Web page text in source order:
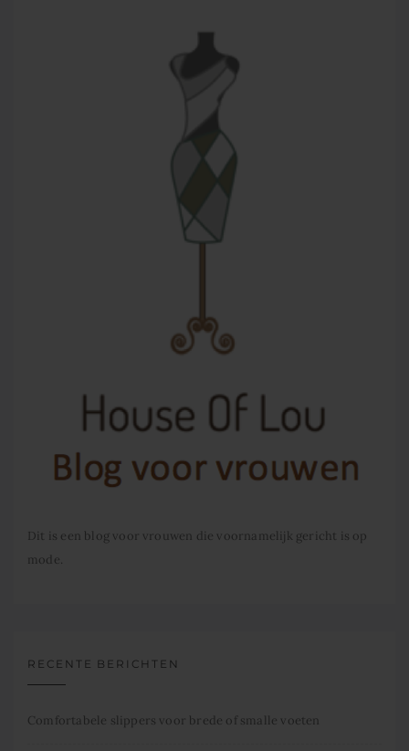
Dit is een blog voor vrouwen die voornamelijk gericht is op
mode.
RECENTE BERICHTEN
Comfortabele slippers voor brede of smalle voeten